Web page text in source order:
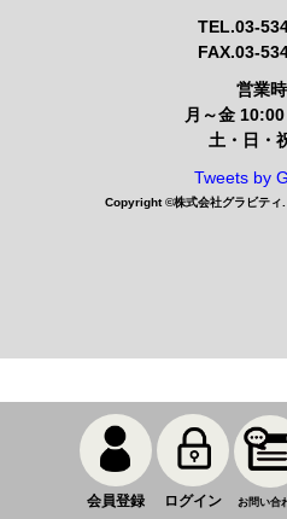
会員登録 ログイン お問い合
TEL.03-
FAX.03-
営業
月～金
土・日・
Tweets by
Copyright ©株式会社グラビティ